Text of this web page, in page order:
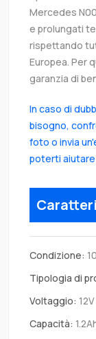
Mercedes
e prolungati
rispettando
Europea. Per
garanzia di
In caso di
bisogno,
foto o invia
poterti
Condizione:
Tipologia di
Voltaggio: 12V
Capacità: